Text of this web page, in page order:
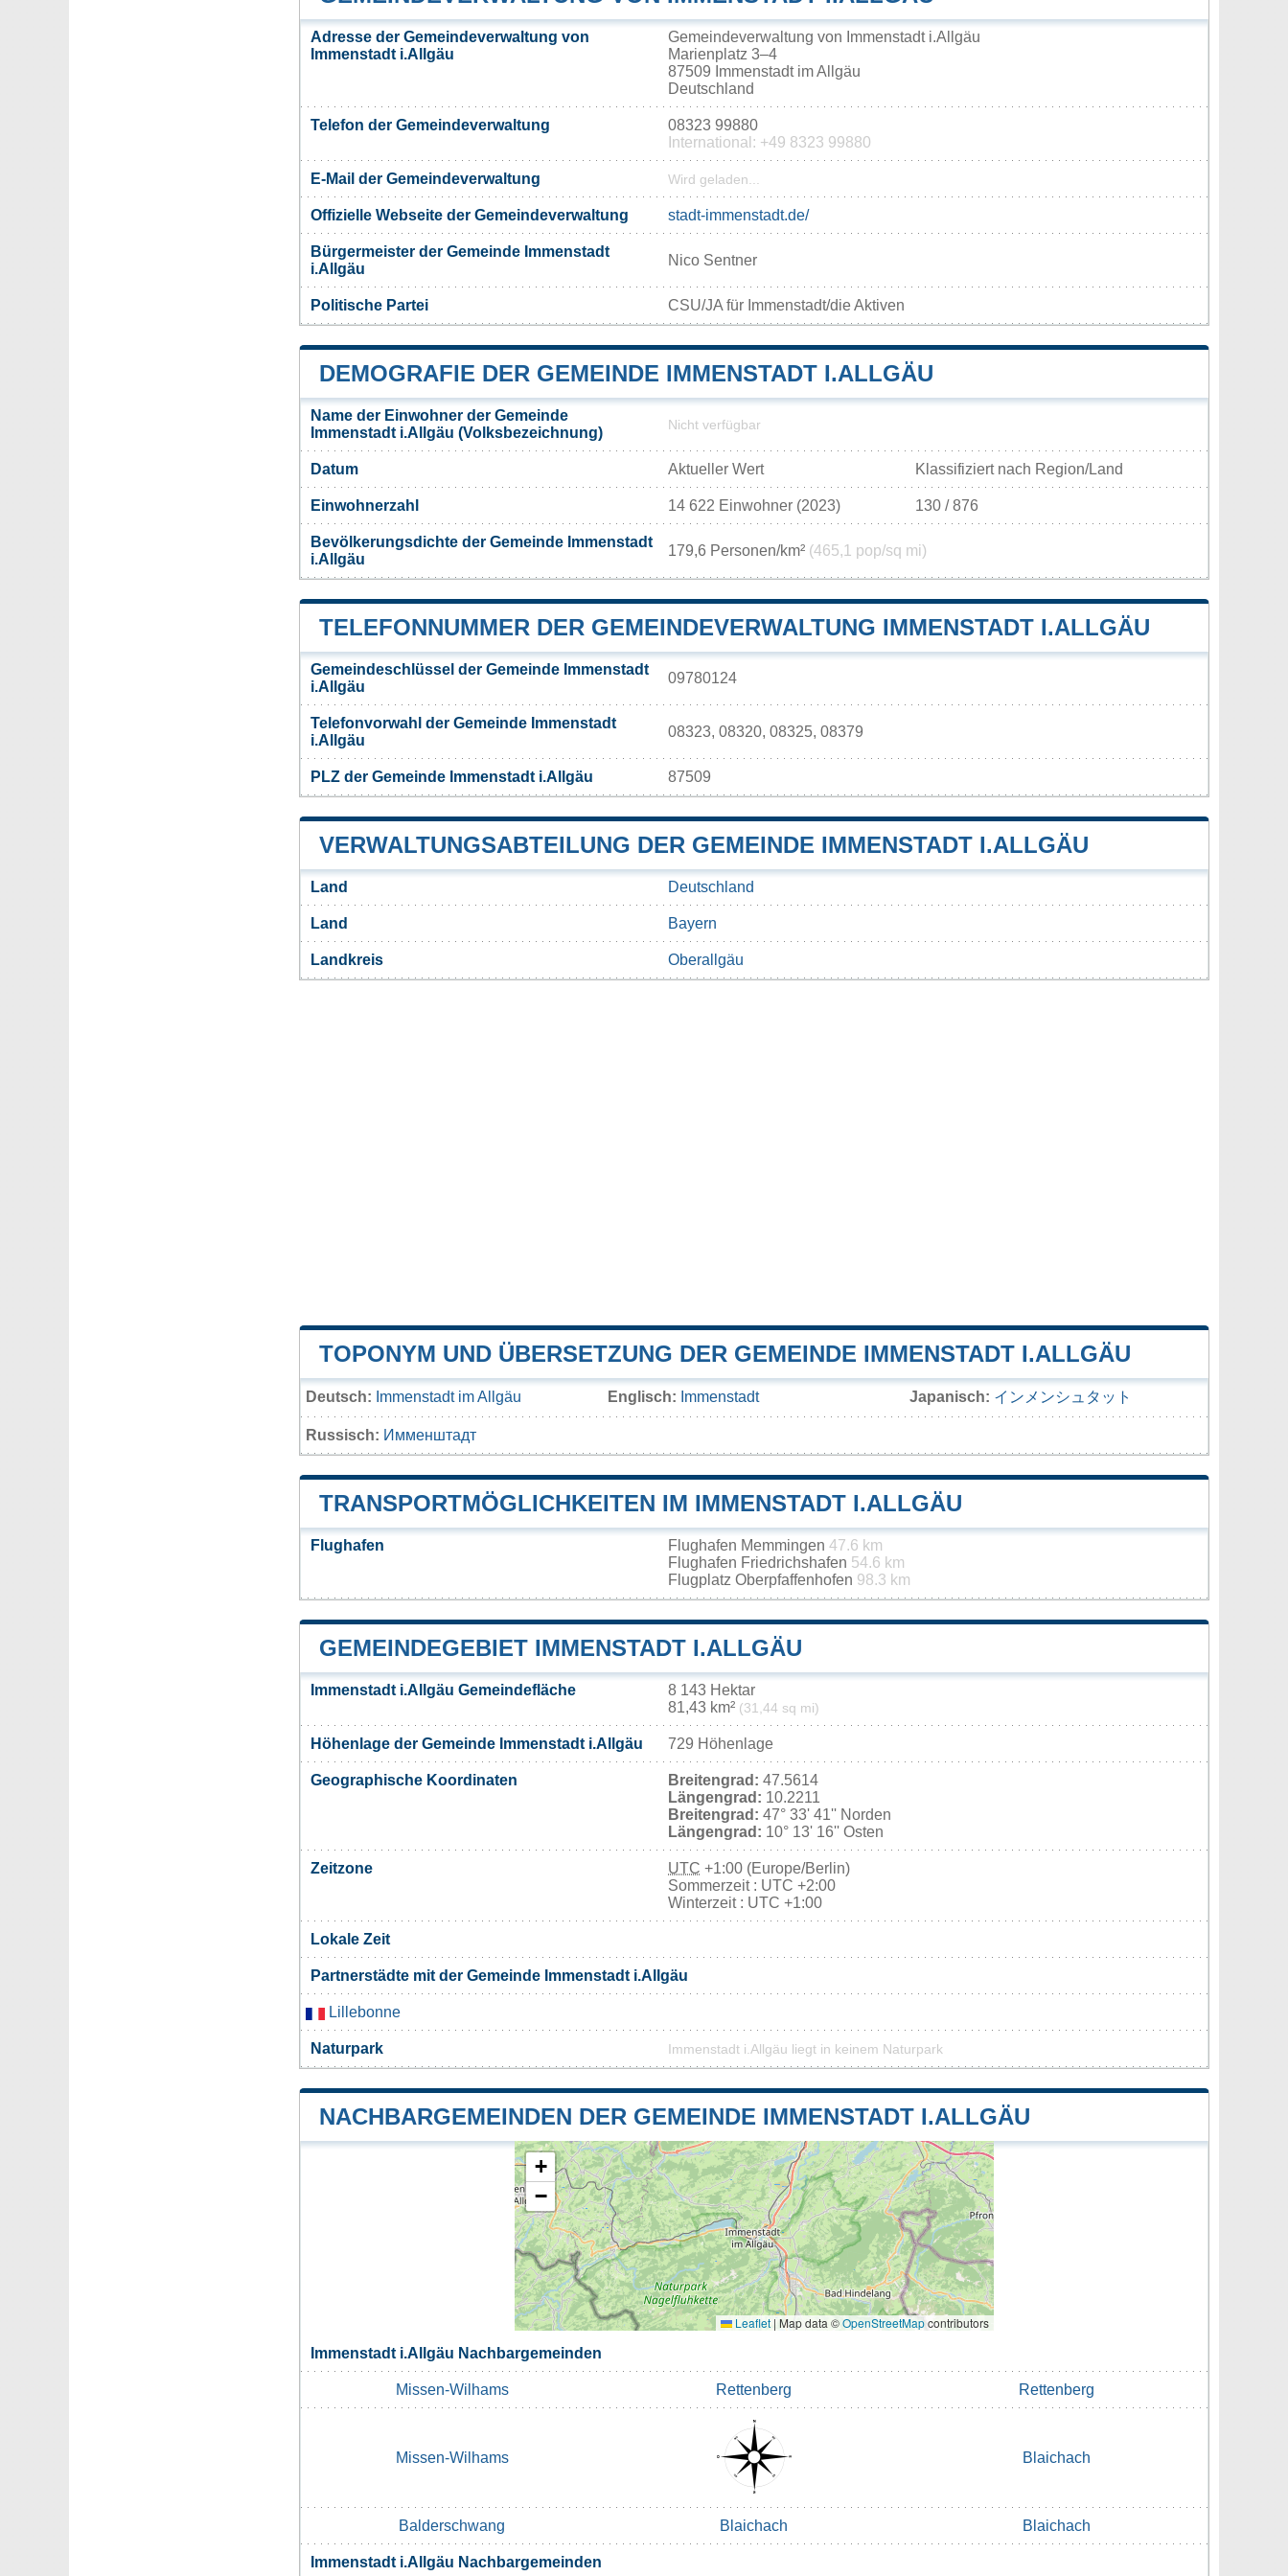
Adresse der Gemeindeverwaltung von
Immenstadt i.Allgäu
Gemeindeverwaltung von Immenstadt i.Allgäu
Marienplatz 3–4
87509 Immenstadt im Allgäu
Deutschland
Telefon der Gemeindeverwaltung
08323 99880
International: +49 8323 99880
E-Mail der Gemeindeverwaltung Wird geladen...
Offizielle Webseite der Gemeindeverwaltung stadt-immenstadt.de/
Bürgermeister der Gemeinde Immenstadt
i.Allgäu
Nico Sentner
Politische Partei CSU/JA für Immenstadt/die Aktiven
DEMOGRAFIE DER GEMEINDE IMMENSTADT I.ALLGÄU
Name der Einwohner der Gemeinde
Immenstadt i.Allgäu (Volksbezeichnung)
Nicht verfügbar
Datum Aktueller Wert Klassifiziert nach Region/Land
Einwohnerzahl 14 622 Einwohner (2023) 130 / 876
Bevölkerungsdichte der Gemeinde Immenstadt
i.Allgäu
179,6 Personen/km² (465,1 pop/sq mi)
TELEFONNUMMER DER GEMEINDEVERWALTUNG IMMENSTADT I.ALLGÄU
Gemeindeschlüssel der Gemeinde Immenstadt
i.Allgäu
09780124
Telefonvorwahl der Gemeinde Immenstadt
i.Allgäu
08323, 08320, 08325, 08379
PLZ der Gemeinde Immenstadt i.Allgäu 87509
VERWALTUNGSABTEILUNG DER GEMEINDE IMMENSTADT I.ALLGÄU
Land Deutschland
Land Bayern
Landkreis Oberallgäu
TOPONYM UND ÜBERSETZUNG DER GEMEINDE IMMENSTADT I.ALLGÄU
Deutsch: Immenstadt im Allgäu Englisch: Immenstadt Japanisch: インメンシュタット
Russisch: Имменштадт
TRANSPORTMÖGLICHKEITEN IM IMMENSTADT I.ALLGÄU
Flughafen Flughafen Memmingen 47.6 km
Flughafen Friedrichshafen 54.6 km
Flugplatz Oberpfaffenhofen 98.3 km
GEMEINDEGEBIET IMMENSTADT I.ALLGÄU
Immenstadt i.Allgäu Gemeindefläche
8 143 Hektar
81,43 km² (31,44 sq mi)
Höhenlage der Gemeinde Immenstadt i.Allgäu 729 Höhenlage
Geographische Koordinaten Breitengrad: 47.5614
Längengrad: 10.2211
Breitengrad: 47° 33' 41'' Norden
Längengrad: 10° 13' 16'' Osten
Zeitzone UTC +1:00 (Europe/Berlin)
Sommerzeit : UTC +2:00
Winterzeit : UTC +1:00
Lokale Zeit
Partnerstädte mit der Gemeinde Immenstadt i.Allgäu
Lillebonne
Naturpark Immenstadt i.Allgäu liegt in keinem Naturpark
NACHBARGEMEINDEN DER GEMEINDE IMMENSTADT I.ALLGÄU
+
−
Leaflet |Map data ©OpenStreetMapcontributors
Immenstadt i.Allgäu Nachbargemeinden
Missen-Wilhams Rettenberg Rettenberg
Missen-Wilhams Blaichach
Balderschwang Blaichach Blaichach
Immenstadt i.Allgäu Nachbargemeinden